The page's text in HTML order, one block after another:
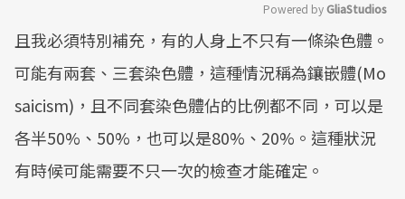
Mute
Powered by GliaStudios
且我必須特別補充，有的人身上不只有一條染色體。
可能有兩套、三套染色體，這種情況稱為鑲嵌體(Mo
saicism)，且不同套染色體佔的比例都不同，可以是
各半50%、50%，也可以是80%、20%。這種狀況
有時候可能需要不只一次的檢查才能確定。